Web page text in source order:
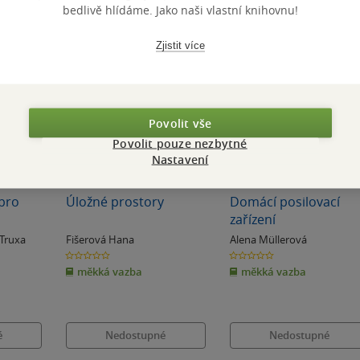
Úložné prostory
Fišerová Hana
0.0
z
5
hvězdiček
měkká vazba
Nedostupné
Domácí posilovací
zařízení
Alena Müllerová
0.0
z
5
hvězdiček
měkká vazba
Nedostupné
bedlivě hlídáme. Jako naši vlastní knihovnu!
Zjistit více
Povolit vše
Povolit pouze nezbytné
Nastavení